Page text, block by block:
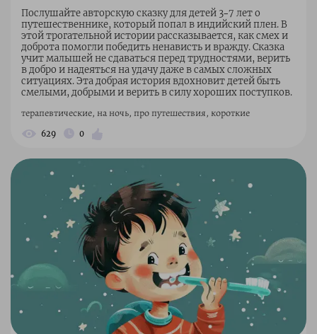
Послушайте авторскую сказку для детей 3–7 лет о
путешественнике, который попал в индийский плен. В
этой трогательной истории рассказывается, как смех и
доброта помогли победить ненависть и вражду. Сказка
учит малышей не сдаваться перед трудностями, верить
в добро и надеяться на удачу даже в самых сложных
ситуациях. Эта добрая история вдохновит детей быть
смелыми, добрыми и верить в силу хороших поступков.
терапевтические, на ночь, про путешествия, короткие
629 0